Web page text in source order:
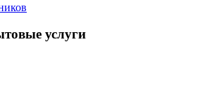
услуги